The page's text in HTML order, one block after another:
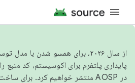
از سال ۲۰۲۶، برای همسو شدن با
پایداری پلتفرم برای اکوسیستم، کد
در AOSP منتشر خواهیم کرد. برای ساخت و مشارکت در AOSP،